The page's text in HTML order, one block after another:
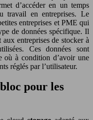
d’accéder en un temps
travail en entreprises. Le
entreprises et PME qui
de données spécifique. Il
entreprises de stocker à
Ces données sont
où à condition d’avoir une
réglés par l’utilisateur.
pour les